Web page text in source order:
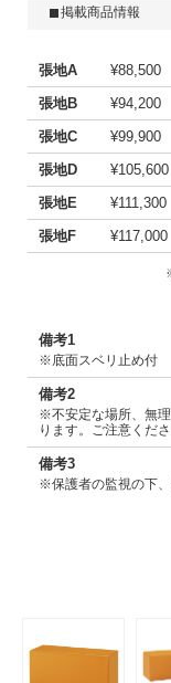
掲載商品情報
張地A
¥88,500
張地B
¥94,200
張地C
¥99,900
張地D
¥105,600
張地E
¥111,300
張地F
¥117,000
備考1
※底面スベリ止め付
備考2
※不安定な場所、無
ります。ご注意くださ
備考3
※保護者の監視の下、